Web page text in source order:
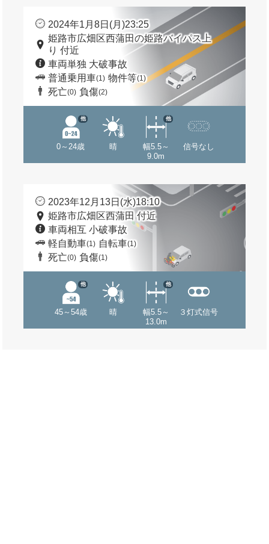
2024年1月8日(月)23:25
姫路市広畑区西蒲田の姫路バイパス上
り 付近
車両単独 大破事故
普通乗用車(1) 物件等(1)
死亡(0) 負傷(2)
0～24歳
他
晴
幅5.5～
9.0m
他
信号なし
2023年12月13日(水)18:10
姫路市広畑区西蒲田 付近
車両相互 小破事故
軽自動車(1) 自転車(1)
死亡(0) 負傷(1)
45～54歳
他
晴
幅5.5～
13.0m
他
３灯式信号